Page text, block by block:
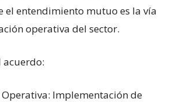
el entendimiento mutuo es la vía
operativa del sector.
acuerdo:
Implementación de